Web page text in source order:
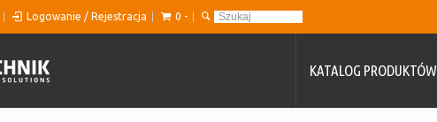
Logowanie / Rejestracja 0 -
KATALOG PRODUKTÓW